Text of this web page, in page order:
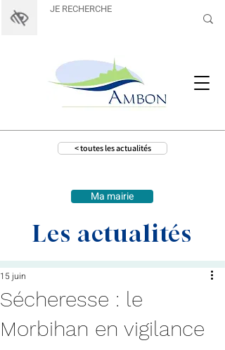
< toutes les actualités
Ma mairie
Les actualités
Sécheresse : le
Morbihan en vigilance
15 juin